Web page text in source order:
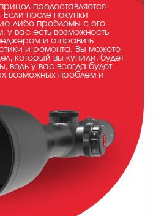
предоставляется
после покупки
либо проблемы с его
у вас есть возможность
и отправить
и ремонта. Вы можете
который вы купили, будет
ведь у вас всегда будет
возможных проблем и